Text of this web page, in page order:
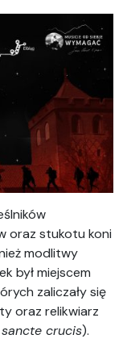
oraz stukotu koni
modlitwy
był miejscem
zaliczały się
oraz relikwiarz
crucis).